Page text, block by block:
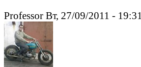
Professor Вт, 27/09/2011 - 19:31